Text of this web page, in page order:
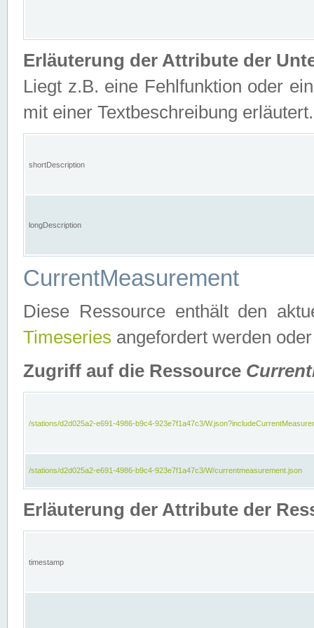
Erläuterung der Attribute der
Liegt z.B. eine Fehlfunktion oder
mit einer Textbeschreibung erläutert.
shortDescription
longDescription
CurrentMeasurement
Diese Ressource enthält den
Timeseries angefordert werden
Zugriff auf die Ressource
/stations/d2d025a2-e691-4986-b9c4-923e7f1a47c3/
/stations/d2d025a2-e691-4986-b9c4-923e7f1a47c3/W/currentmeasurement.json
Erläuterung der Attribute der
timestamp